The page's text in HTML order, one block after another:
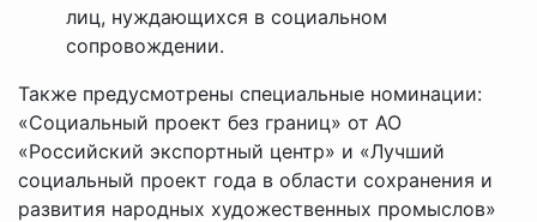
лиц, нуждающихся в социальном
сопровождении.
Также предусмотрены специальные номинации:
«Социальный проект без границ» от АО
«Российский экспортный центр» и «Лучший
социальный проект года в области сохранения и
развития народных художественных промыслов»